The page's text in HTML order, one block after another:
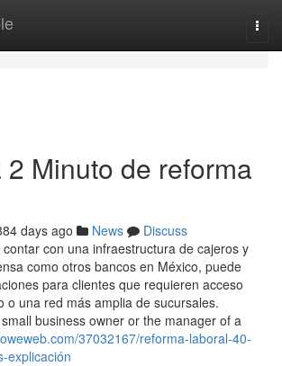
Minuto de reforma
days ago News
Discuss
con una infraestructura de cajeros y
como otros bancos en México, puede
para clientes que requieren acceso
o una red más amplia de sucursales.
business owner or the manager of a
37032167/reforma-laboral-40-
explicación